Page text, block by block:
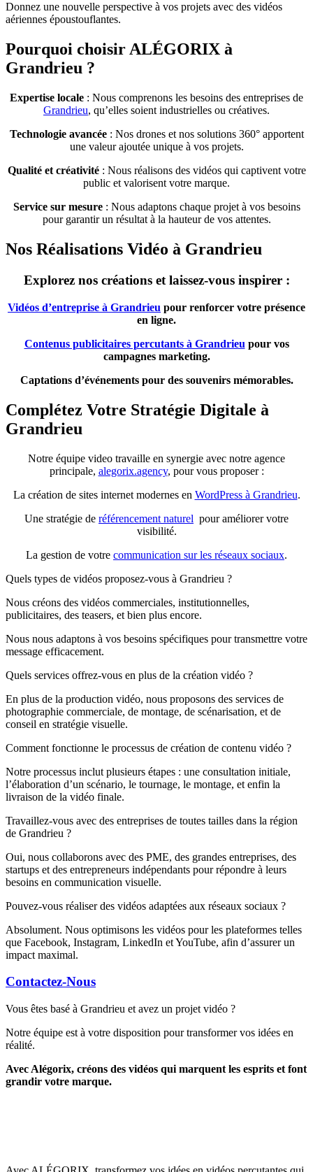
Donnez une nouvelle perspective à vos projets avec des vidéos
aériennes époustouflantes.
Pourquoi choisir ALÉGORIX à
Grandrieu ?
Expertise locale : Nous comprenons les besoins des entreprises de
Grandrieu, qu’elles soient industrielles ou créatives.
Technologie avancée: Nos drones et nos solutions 360° apportent
une valeur ajoutée unique à vos projets.
Qualité et créativité: Nous réalisons des vidéos qui captivent votre
public et valorisent votre marque.
Service sur mesure: Nous adaptons chaque projet à vos besoins
pour garantir un résultat à la hauteur de vos attentes.
Nos Réalisations Vidéo à Grandrieu
Explorez nos créations et laissez-vous inspirer :
Vidéos d’entreprise à Grandrieu pour renforcer votre présence
en ligne.
Contenus publicitaires percutants à Grandrieu pour vos
campagnes marketing.
Captations d’événements pour des souvenirs mémorables.
Complétez Votre Stratégie Digitale à
Grandrieu
Notre équipe video travaille en synergie avec notre agence
principale, alegorix.agency, pour vous proposer :
La création de sites internet modernes en WordPress à Grandrieu.
Une stratégie de référencement naturel pour améliorer votre
visibilité.
La gestion de votre communication sur les réseaux sociaux.
Quels types de vidéos proposez-vous à Grandrieu ?
Nous créons des vidéos commerciales, institutionnelles,
publicitaires, des teasers, et bien plus encore.
Nous nous adaptons à vos besoins spécifiques pour transmettre votre
message efficacement.
Quels services offrez-vous en plus de la création vidéo ?
En plus de la production vidéo, nous proposons des services de
photographie commerciale, de montage, de scénarisation, et de
conseil en stratégie visuelle.
Comment fonctionne le processus de création de contenu vidéo ?
Notre processus inclut plusieurs étapes : une consultation initiale,
l’élaboration d’un scénario, le tournage, le montage, et enfin la
livraison de la vidéo finale.
Travaillez-vous avec des entreprises de toutes tailles dans la région
de Grandrieu ?
Oui, nous collaborons avec des PME, des grandes entreprises, des
startups et des entrepreneurs indépendants pour répondre à leurs
besoins en communication visuelle.
Pouvez-vous réaliser des vidéos adaptées aux réseaux sociaux ?
Absolument. Nous optimisons les vidéos pour les plateformes telles
que Facebook, Instagram, LinkedIn et YouTube, afin d’assurer un
impact maximal.
Contactez-Nous
Vous êtes basé à Grandrieu et avez un projet vidéo ?
Notre équipe est à votre disposition pour transformer vos idées en
réalité.
Avec Alégorix, créons des vidéos qui marquent les esprits et font
grandir votre marque.